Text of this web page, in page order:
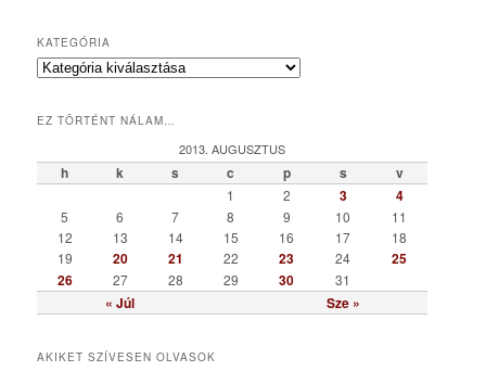
KATEGÓRIA
K
e
r
EZ TÖRTÉNT NÁLAM…
2013. AUGUSZTUS
h k s c p s v
« Júl Sze »
1 2 3 4
5 6 7 8 9 10
11
12
13 14 15 16 17
18
19
20 21 22 23 24
25
26
27 28 29 30 31
AKIKET SZÍVESEN OLVASOK